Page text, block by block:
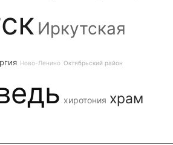
Иркутская
Ново-Ленино Октябрьский район
хиротония храм